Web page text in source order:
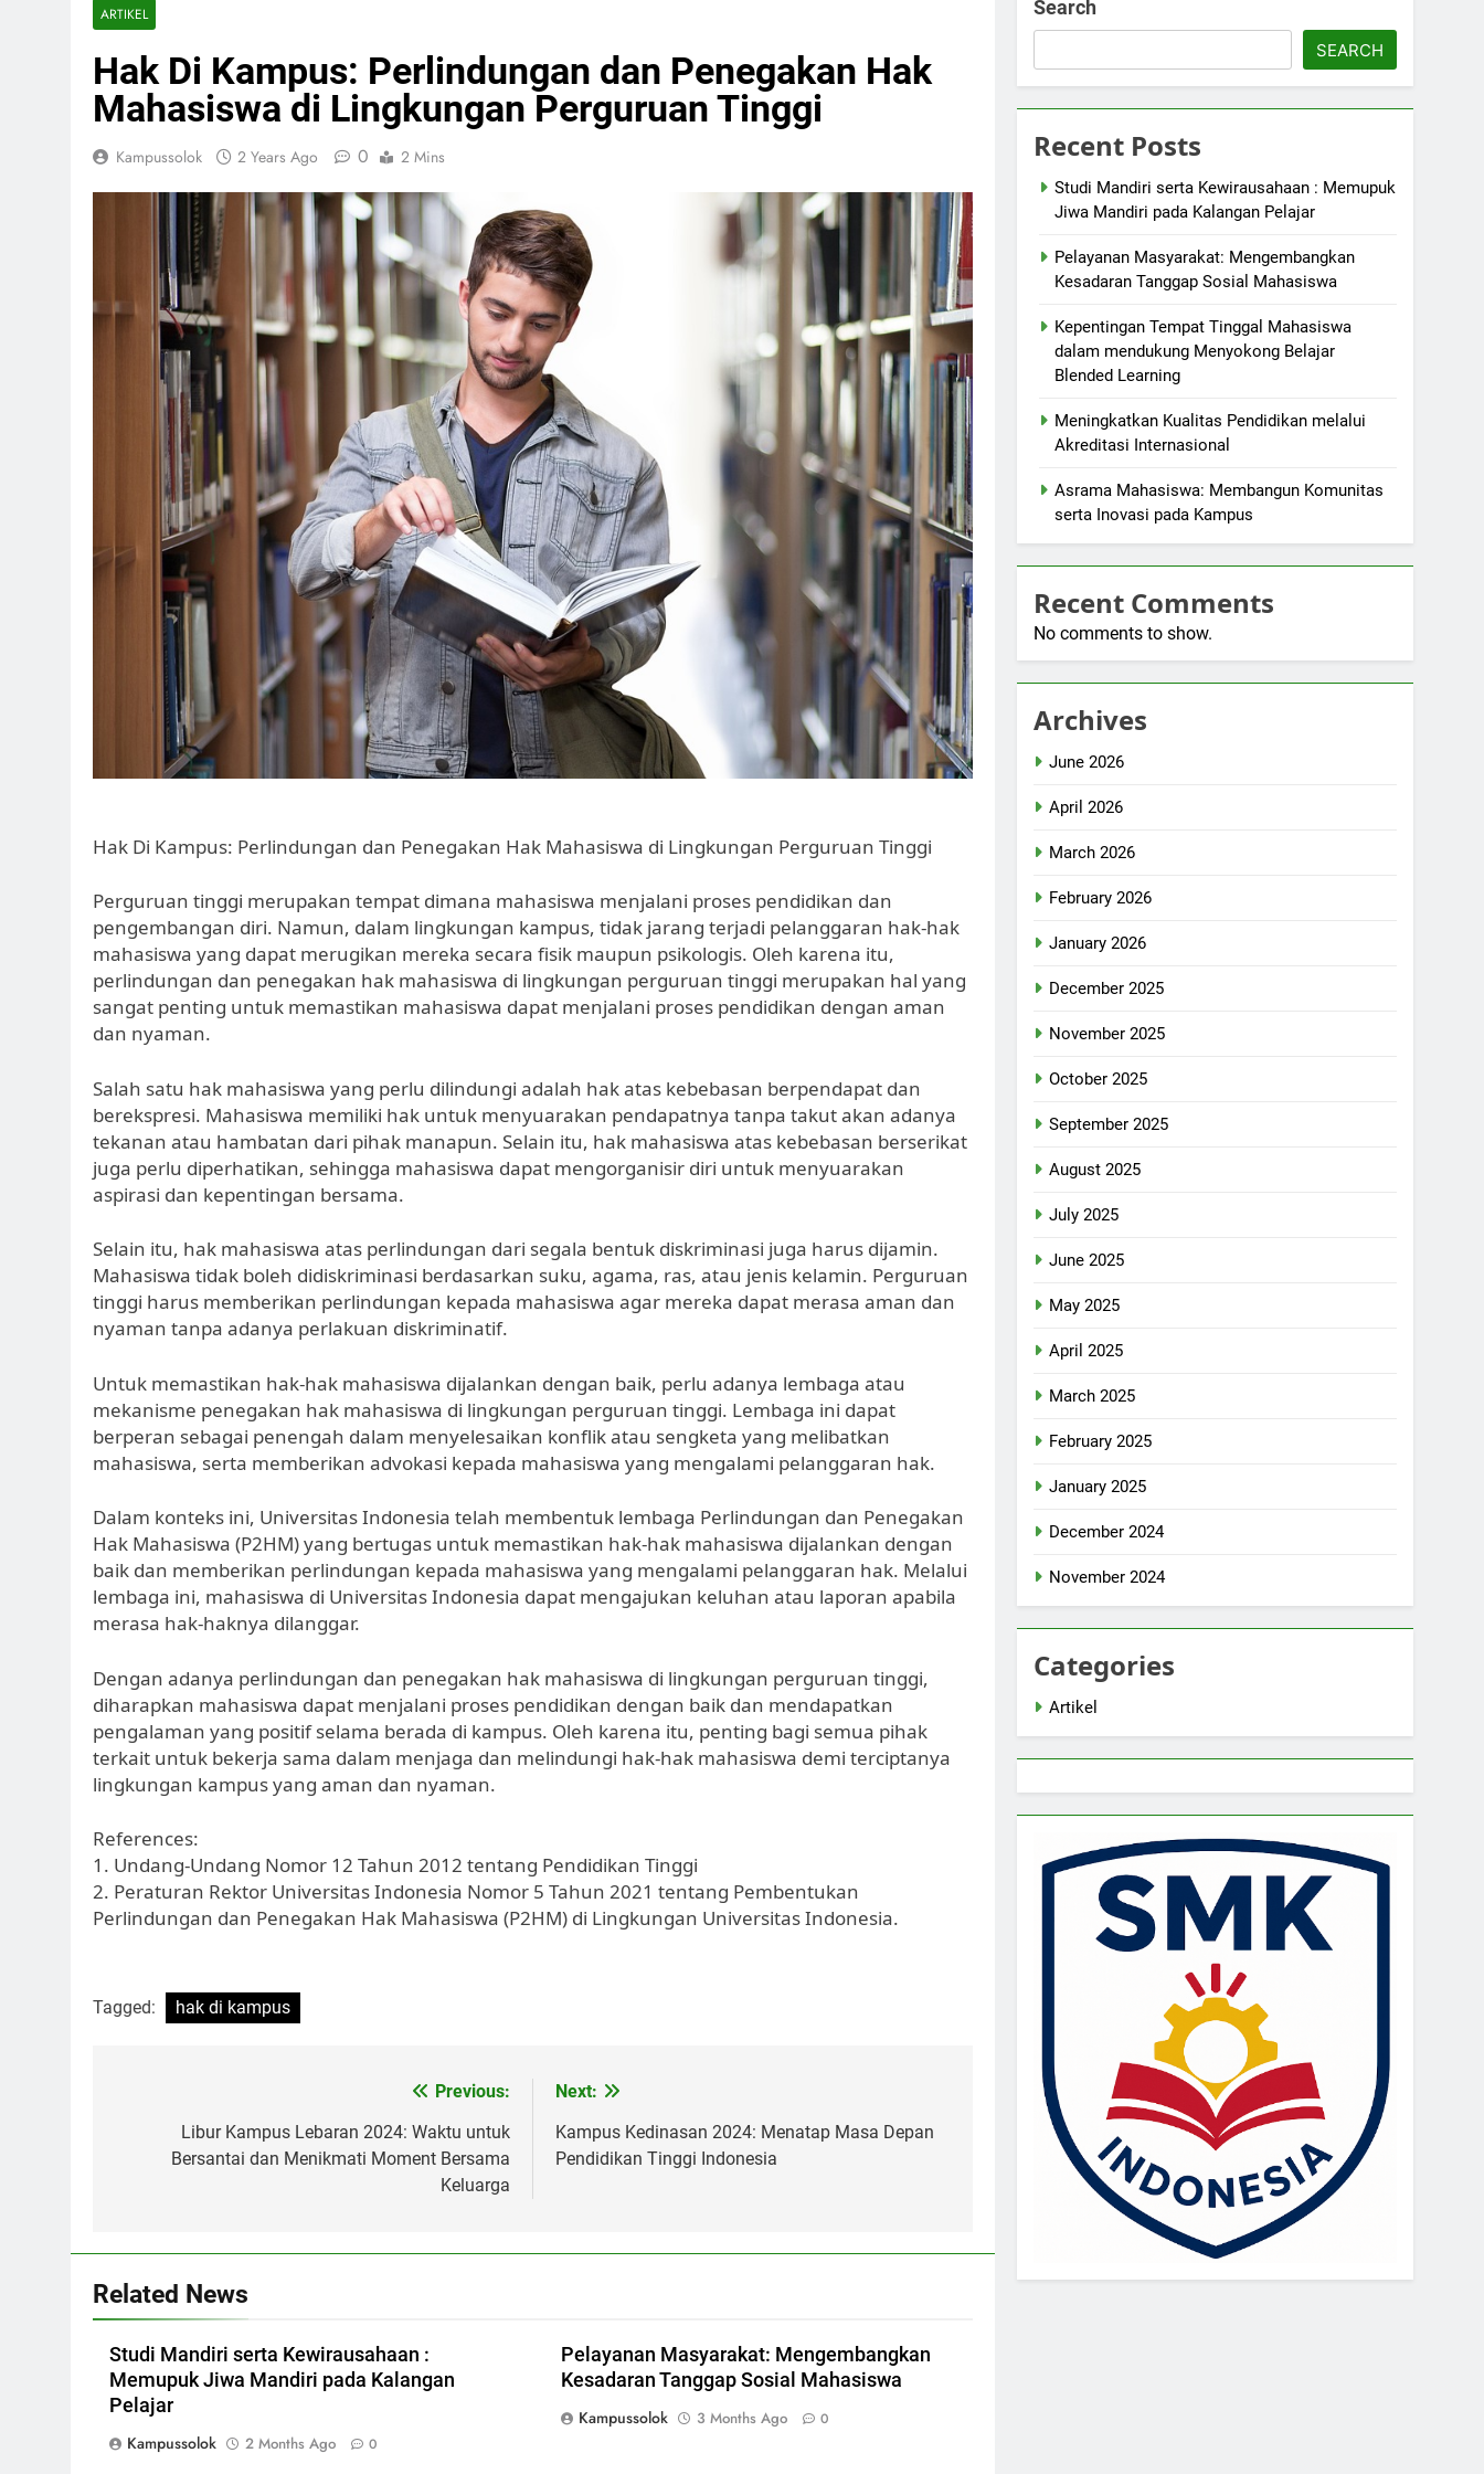
ARTIKEL
Hak Di Kampus: Perlindungan dan Penegakan Hak
Mahasiswa di Lingkungan Perguruan Tinggi
Kampussolok 2 Years Ago 0 2 Mins
Hak Di Kampus: Perlindungan dan Penegakan Hak Mahasiswa di Lingkungan Perguruan Tinggi
Perguruan tinggi merupakan tempat dimana mahasiswa menjalani proses pendidikan dan
pengembangan diri. Namun, dalam lingkungan kampus, tidak jarang terjadi pelanggaran hak-hak
mahasiswa yang dapat merugikan mereka secara fisik maupun psikologis. Oleh karena itu,
perlindungan dan penegakan hak mahasiswa di lingkungan perguruan tinggi merupakan hal yang
sangat penting untuk memastikan mahasiswa dapat menjalani proses pendidikan dengan aman
dan nyaman.
Salah satu hak mahasiswa yang perlu dilindungi adalah hak atas kebebasan berpendapat dan
berekspresi. Mahasiswa memiliki hak untuk menyuarakan pendapatnya tanpa takut akan adanya
tekanan atau hambatan dari pihak manapun. Selain itu, hak mahasiswa atas kebebasan berserikat
juga perlu diperhatikan, sehingga mahasiswa dapat mengorganisir diri untuk menyuarakan
aspirasi dan kepentingan bersama.
Selain itu, hak mahasiswa atas perlindungan dari segala bentuk diskriminasi juga harus dijamin.
Mahasiswa tidak boleh didiskriminasi berdasarkan suku, agama, ras, atau jenis kelamin. Perguruan
tinggi harus memberikan perlindungan kepada mahasiswa agar mereka dapat merasa aman dan
nyaman tanpa adanya perlakuan diskriminatif.
Untuk memastikan hak-hak mahasiswa dijalankan dengan baik, perlu adanya lembaga atau
mekanisme penegakan hak mahasiswa di lingkungan perguruan tinggi. Lembaga ini dapat
berperan sebagai penengah dalam menyelesaikan konflik atau sengketa yang melibatkan
mahasiswa, serta memberikan advokasi kepada mahasiswa yang mengalami pelanggaran hak.
Dalam konteks ini, Universitas Indonesia telah membentuk lembaga Perlindungan dan Penegakan
Hak Mahasiswa (P2HM) yang bertugas untuk memastikan hak-hak mahasiswa dijalankan dengan
baik dan memberikan perlindungan kepada mahasiswa yang mengalami pelanggaran hak. Melalui
lembaga ini, mahasiswa di Universitas Indonesia dapat mengajukan keluhan atau laporan apabila
merasa hak-haknya dilanggar.
Dengan adanya perlindungan dan penegakan hak mahasiswa di lingkungan perguruan tinggi,
diharapkan mahasiswa dapat menjalani proses pendidikan dengan baik dan mendapatkan
pengalaman yang positif selama berada di kampus. Oleh karena itu, penting bagi semua pihak
terkait untuk bekerja sama dalam menjaga dan melindungi hak-hak mahasiswa demi terciptanya
lingkungan kampus yang aman dan nyaman.
References:
1. Undang-Undang Nomor 12 Tahun 2012 tentang Pendidikan Tinggi
2. Peraturan Rektor Universitas Indonesia Nomor 5 Tahun 2021 tentang Pembentukan
Perlindungan dan Penegakan Hak Mahasiswa (P2HM) di Lingkungan Universitas Indonesia.
Tagged: hak di kampus
navigation
Previous:
Libur Kampus Lebaran 2024: Waktu untuk
Bersantai dan Menikmati Moment Bersama
Keluarga
Next:
Kampus Kedinasan 2024: Menatap Masa Depan
Pendidikan Tinggi Indonesia
Related News
Studi Mandiri serta Kewirausahaan :
Memupuk Jiwa Mandiri pada Kalangan
Pelajar
Kampussolok
2 Months Ago 0
Pelayanan Masyarakat: Mengembangkan
Kesadaran Tanggap Sosial Mahasiswa
Kampussolok
3 Months Ago 0
Search
SEARCH
Recent Posts
Studi Mandiri serta Kewirausahaan : Memupuk
Jiwa Mandiri pada Kalangan Pelajar
Pelayanan Masyarakat: Mengembangkan
Kesadaran Tanggap Sosial Mahasiswa
Kepentingan Tempat Tinggal Mahasiswa
dalam mendukung Menyokong Belajar
Blended Learning
Meningkatkan Kualitas Pendidikan melalui
Akreditasi Internasional
Asrama Mahasiswa: Membangun Komunitas
serta Inovasi pada Kampus
Recent Comments
No comments to show.
Archives
June 2026
April 2026
March 2026
February 2026
January 2026
December 2025
November 2025
October 2025
September 2025
August 2025
July 2025
June 2025
May 2025
April 2025
March 2025
February 2025
January 2025
December 2024
November 2024
Categories
Artikel